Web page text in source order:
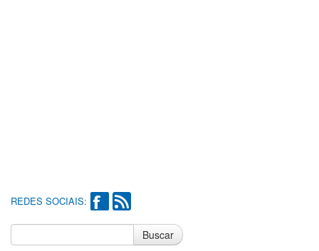
REDES SOCIAIS:
Buscar